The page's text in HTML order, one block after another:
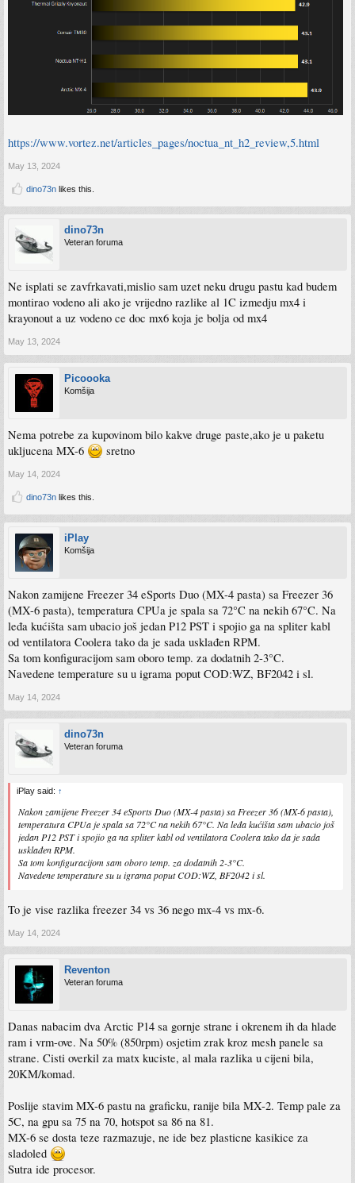
https://www.vortez.net/articles_pages/noctua_nt_h2_review,5.html
May 13, 2024
dino73n likes this.
dino73n
Veteran foruma
Ne isplati se zavfrkavati,mislio sam uzet neku drugu pastu kad budem
montirao vodeno ali ako je vrijedno razlike al 1C izmedju mx4 i
krayonout a uz vodeno ce doc mx6 koja je bolja od mx4
May 13, 2024
Picoooka
Komšija
Nema potrebe za kupovinom bilo kakve druge paste,ako je u paketu
ukljucena MX-6
sretno
May 14, 2024
dino73n likes this.
iPlay
Komšija
Nakon zamijene Freezer 34 eSports Duo (MX-4 pasta) sa Freezer 36
(MX-6 pasta), temperatura CPUa je spala sa 72°C na nekih 67°C. Na
leđa kućišta sam ubacio još jedan P12 PST i spojio ga na spliter kabl
od ventilatora Coolera tako da je sada usklađen RPM.
Sa tom konfiguracijom sam oboro temp. za dodatnih 2-3°C.
Navedene temperature su u igrama poput COD:WZ, BF2042 i sl.
May 14, 2024
dino73n
Veteran foruma
iPlay said: ↑
Nakon zamijene Freezer 34 eSports Duo (MX-4 pasta) sa Freezer 36 (MX-6 pasta),
temperatura CPUa je spala sa 72°C na nekih 67°C. Na leđa kućišta sam ubacio još
jedan P12 PST i spojio ga na spliter kabl od ventilatora Coolera tako da je sada
usklađen RPM.
Sa tom konfiguracijom sam oboro temp. za dodatnih 2-3°C.
Navedene temperature su u igrama poput COD:WZ, BF2042 i sl.
To je vise razlika freezer 34 vs 36 nego mx-4 vs mx-6.
May 14, 2024
Reventon
Veteran foruma
Danas nabacim dva Arctic P14 sa gornje strane i okrenem ih da hlade
ram i vrm-ove. Na 50% (850rpm) osjetim zrak kroz mesh panele sa
strane. Cisti overkil za matx kuciste, al mala razlika u cijeni bila,
20KM/komad.
Poslije stavim MX-6 pastu na graficku, ranije bila MX-2. Temp pale za
5C, na gpu sa 75 na 70, hotspot sa 86 na 81.
MX-6 se dosta teze razmazuje, ne ide bez plasticne kasikice za
sladoled
Sutra ide procesor.